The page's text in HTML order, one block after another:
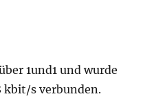
1und1 und wurde
kbit/s verbunden.